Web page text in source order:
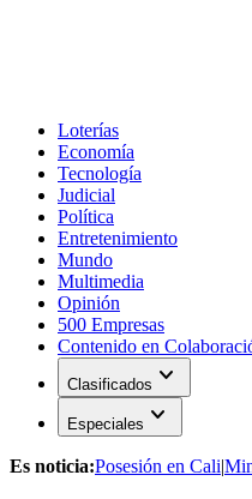
Loterías
Economía
Tecnología
Judicial
Política
Entretenimiento
Mundo
Multimedia
Opinión
500 Empresas
Contenido en
Clasificados expand_more
Especiales expand_more
Es noticia:Posesión en Cali|